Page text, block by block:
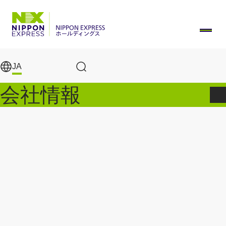
JA
サイト内検索
会社情報